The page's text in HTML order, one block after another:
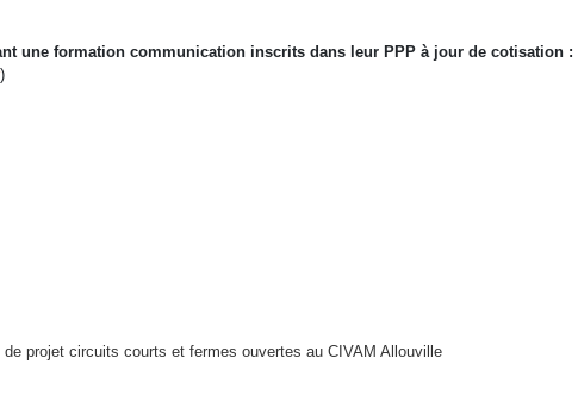
une formation communication inscrits dans leur PPP à jour de cotisation :
)
de projet circuits courts et fermes ouvertes au CIVAM Allouville